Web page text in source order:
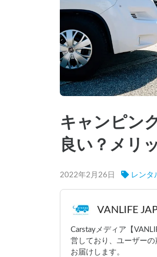
キャンピン
良い？メリ
2022年2月26日 レンタ
VANLIFE
Carstayメディア【
営しており、ユーザー
お届けします。